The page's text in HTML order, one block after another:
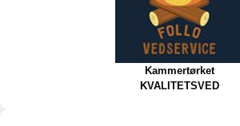
Kammertørket
KVALITETSVED